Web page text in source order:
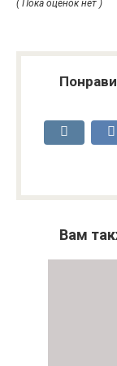
( Пока оценок нет )
Вам